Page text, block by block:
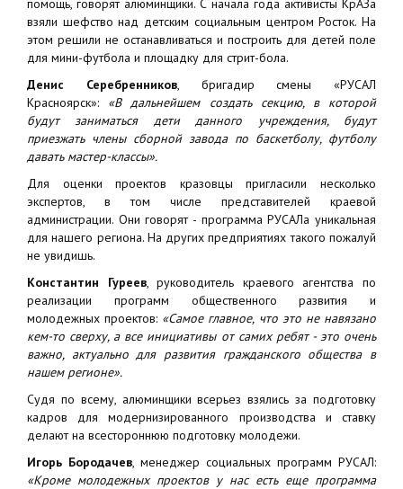
помощь, говорят алюминщики. С начала года активисты КрАЗа
взяли шефство над детским социальным центром Росток. На
этом решили не останавливаться и построить для детей поле
для мини-футбола и площадку для стрит-бола.
Денис Серебренников, бригадир смены «РУСАЛ
Красноярск»: «В дальнейшем создать секцию, в которой
будут заниматься дети данного учреждения, будут
приезжать члены сборной завода по баскетболу, футболу
давать мастер-классы».
Для оценки проектов кразовцы пригласили несколько
экспертов, в том числе представителей краевой
администрации. Они говорят - программа РУСАЛа уникальная
для нашего региона. На других предприятиях такого пожалуй
не увидишь.
Константин Гуреев, руководитель краевого агентства по
реализации программ общественного развития и
молодежных проектов: «Самое главное, что это не навязано
кем-то сверху, а все инициативы от самих ребят - это очень
важно, актуально для развития гражданского общества в
нашем регионе».
Судя по всему, алюминщики всерьез взялись за подготовку
кадров для модернизированного производства и ставку
делают на всестороннюю подготовку молодежи.
Игорь Бородачев, менеджер социальных программ РУСАЛ:
«Кроме молодежных проектов у нас есть еще программа